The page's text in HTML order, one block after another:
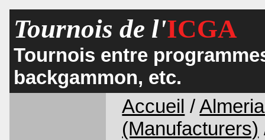
Tournois de l'ICGA
Tournois entre
backgammon, etc.
Accueil /
(Manufacturers)